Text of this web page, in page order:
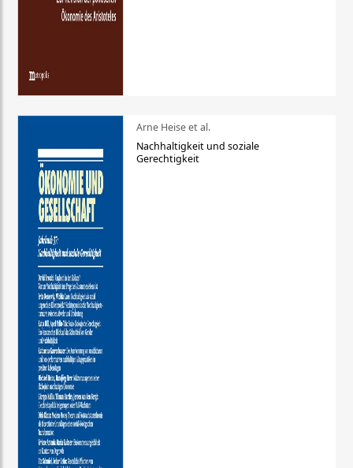
Arne Heise et al.
Nachhaltigkeit und soziale
Gerechtigkeit